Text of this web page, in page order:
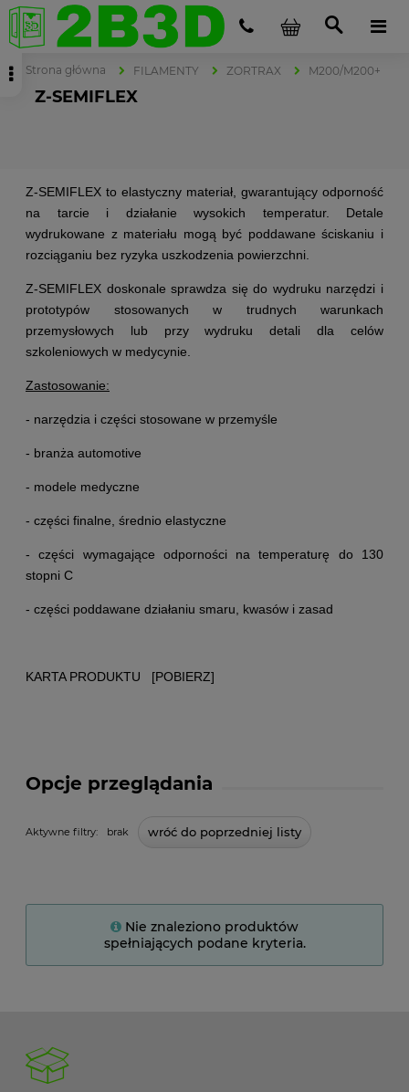
Strona główna FILAMENTY ZORTRAX M200/M200+
Z-SEMIFLEX
Opcje przeglądania
Aktywne filtry: brak wróć do poprzedniej listy
Z-SEMIFLEX to elastyczny materiał, gwarantujący odporność
na tarcie i działanie wysokich temperatur. Detale
wydrukowane z materiału mogą być poddawane ściskaniu i
rozciąganiu bez ryzyka uszkodzenia powierzchni.
Z-SEMIFLEX doskonale sprawdza się do wydruku narzędzi i
prototypów stosowanych w trudnych warunkach
przemysłowych lub przy wydruku detali dla celów
szkoleniowych w medycynie.
Zastosowanie:
- narzędzia i części stosowane w przemyśle
- branża automotive
- modele medyczne
- części finalne, średnio elastyczne
- części wymagające odporności na temperaturę do 130
stopni C
- części poddawane działaniu smaru, kwasów i zasad
KARTA PRODUKTU [POBIERZ]
Nie znaleziono produktów
spełniających podane kryteria.